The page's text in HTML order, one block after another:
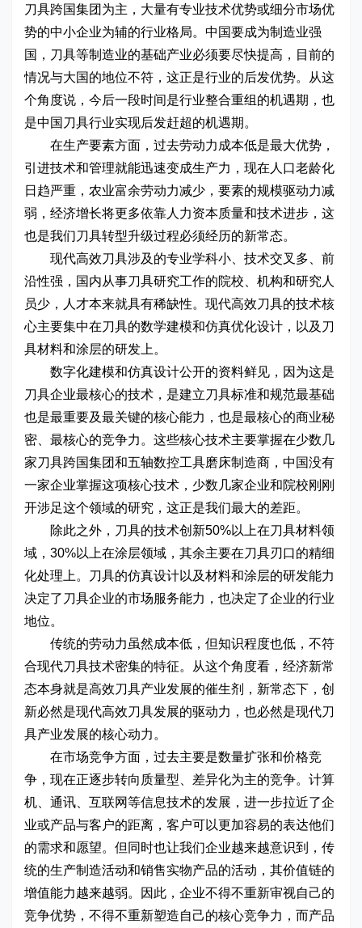
刀具跨国集团为主，大量有专业技术优势或细分市场优
势的中小企业为辅的行业格局。中国要成为制造业强
国，刀具等制造业的基础产业必须要尽快提高，目前的
情况与大国的地位不符，这正是行业的后发优势。从这
个角度说，今后一段时间是行业整合重组的机遇期，也
是中国刀具行业实现后发赶超的机遇期。
在生产要素方面，过去劳动力成本低是最大优势，
引进技术和管理就能迅速变成生产力，现在人口老龄化
日趋严重，农业富余劳动力减少，要素的规模驱动力减
弱，经济增长将更多依靠人力资本质量和技术进步，这
也是我们刀具转型升级过程必须经历的新常态。
现代高效刀具涉及的专业学科小、技术交叉多、前
沿性强，国内从事刀具研究工作的院校、机构和研究人
员少，人才本来就具有稀缺性。现代高效刀具的技术核
心主要集中在刀具的数学建模和仿真优化设计，以及刀
具材料和涂层的研发上。
数字化建模和仿真设计公开的资料鲜见，因为这是
刀具企业最核心的技术，是建立刀具标准和规范最基础
也是最重要及最关键的核心能力，也是最核心的商业秘
密、最核心的竞争力。这些核心技术主要掌握在少数几
家刀具跨国集团和五轴数控工具磨床制造商，中国没有
一家企业掌握这项核心技术，少数几家企业和院校刚刚
开涉足这个领域的研究，这正是我们最大的差距。
除此之外，刀具的技术创新50%以上在刀具材料领
域，30%以上在涂层领域，其余主要在刀具刃口的精细
化处理上。刀具的仿真设计以及材料和涂层的研发能力
决定了刀具企业的市场服务能力，也决定了企业的行业
地位。
传统的劳动力虽然成本低，但知识程度也低，不符
合现代刀具技术密集的特征。从这个角度看，经济新常
态本身就是高效刀具产业发展的催生剂，新常态下，创
新必然是现代高效刀具发展的驱动力，也必然是现代刀
具产业发展的核心动力。
在市场竞争方面，过去主要是数量扩张和价格竞
争，现在正逐步转向质量型、差异化为主的竞争。计算
机、通讯、互联网等信息技术的发展，进一步拉近了企
业或产品与客户的距离，客户可以更加容易的表达他们
的需求和愿望。但同时也让我们企业越来越意识到，传
统的生产制造活动和销售实物产品的活动，其价值链的
增值能力越来越弱。因此，企业不得不重新审视自己的
竞争优势，不得不重新塑造自己的核心竞争力，而产品